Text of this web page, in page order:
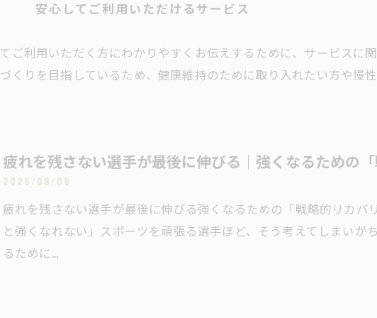
安心してご利用いただけるサービス
利用いただく方にわかりやすくお伝えするために、サービスに
くりを目指しているため、健康維持のために取り入れたい方や慢
疲れを残さない選手が最後に伸びる｜強くなるための
2026/08/08
疲れを残さない選手が最後に伸びる強くなるための「戦略的リカバ
と強くなれない」スポーツを頑張る選手ほど、そう考えてしまいが
るために…